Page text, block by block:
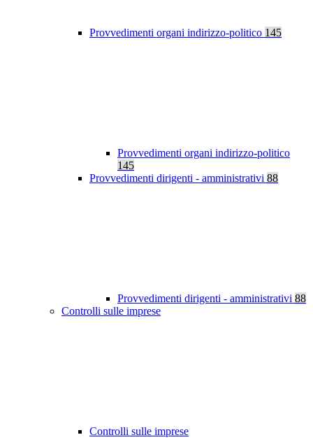
Provvedimenti organi indirizzo-politico 145
Provvedimenti organi indirizzo-politico
145
Provvedimenti dirigenti - amministrativi 88
Provvedimenti dirigenti - amministrativi 88
Controlli sulle imprese
Controlli sulle imprese